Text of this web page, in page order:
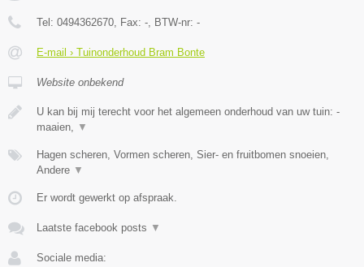
Tel: 0494362670, Fax: -, BTW-nr: -
E-mail › Tuinonderhoud Bram Bonte
Website onbekend
U kan bij mij terecht voor het algemeen onderhoud van uw tuin: -
maaien, ▼
Hagen scheren, Vormen scheren, Sier- en fruitbomen snoeien,
Andere ▼
Er wordt gewerkt op afspraak.
Laatste facebook posts ▼
Sociale media: